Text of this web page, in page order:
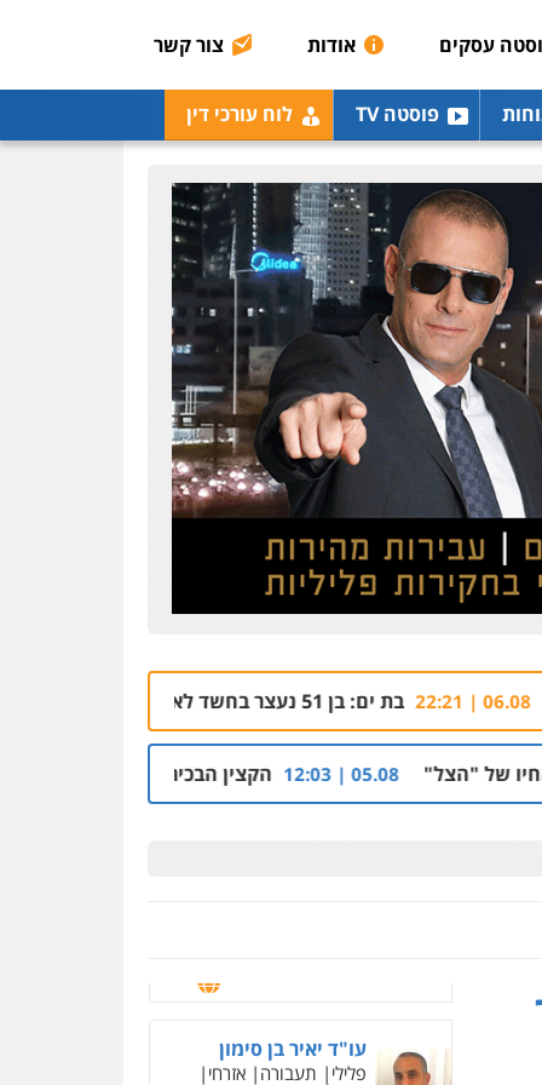
עסקים אודות צור קשר
פוסטה TV לוח עורכי דין
בת ים: בן 51 נעצר בחשד לאונס בת 18 בבית מלון
05.08 | 12:03 הקצין הבכיר והאפליה מול ניצב מני בנימין בתיק
0507913332
עו"ד שלומי שרון
פלילי צבאי מעצרים
וחקירות
0547342002
עו"ד רונן בנדל
משפט פלילי פשיעה
חמורה פלילי
0524282442
עו"ד זוהר ארבל
פלילי פשיעה חמורה
מעצרים וחקירות קטינים
0538788878
עו"ד שלי גורביץ – לוי
משפט פלילי
חמורה מעצרים וחקירות
צבאי תעבורה
עורך דין תמיר אלטיט
פלילי תעבורה
0545577862
פלילי תעבורה אזרחי
נזיקין ביטוח
רונן הלל – מוניטין